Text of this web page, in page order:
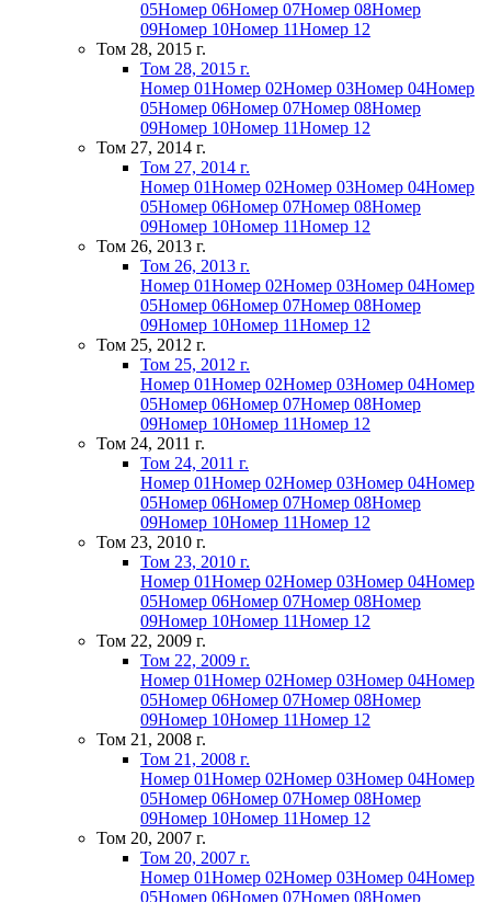
05Номер 06Номер 07Номер 08Номер
09Номер 10Номер 11Номер 12
Том 28, 2015 г.
Том 28, 2015 г.
Номер 01Номер 02Номер 03Номер 04Номер
05Номер 06Номер 07Номер 08Номер
09Номер 10Номер 11Номер 12
Том 27, 2014 г.
Том 27, 2014 г.
Номер 01Номер 02Номер 03Номер 04Номер
05Номер 06Номер 07Номер 08Номер
09Номер 10Номер 11Номер 12
Том 26, 2013 г.
Том 26, 2013 г.
Номер 01Номер 02Номер 03Номер 04Номер
05Номер 06Номер 07Номер 08Номер
09Номер 10Номер 11Номер 12
Том 25, 2012 г.
Том 25, 2012 г.
Номер 01Номер 02Номер 03Номер 04Номер
05Номер 06Номер 07Номер 08Номер
09Номер 10Номер 11Номер 12
Том 24, 2011 г.
Том 24, 2011 г.
Номер 01Номер 02Номер 03Номер 04Номер
05Номер 06Номер 07Номер 08Номер
09Номер 10Номер 11Номер 12
Том 23, 2010 г.
Том 23, 2010 г.
Номер 01Номер 02Номер 03Номер 04Номер
05Номер 06Номер 07Номер 08Номер
09Номер 10Номер 11Номер 12
Том 22, 2009 г.
Том 22, 2009 г.
Номер 01Номер 02Номер 03Номер 04Номер
05Номер 06Номер 07Номер 08Номер
09Номер 10Номер 11Номер 12
Том 21, 2008 г.
Том 21, 2008 г.
Номер 01Номер 02Номер 03Номер 04Номер
05Номер 06Номер 07Номер 08Номер
09Номер 10Номер 11Номер 12
Том 20, 2007 г.
Том 20, 2007 г.
Номер 01Номер 02Номер 03Номер 04Номер
05Номер 06Номер 07Номер 08Номер